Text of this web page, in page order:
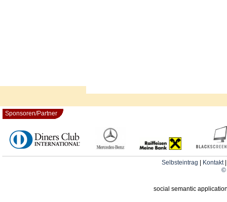
Sponsoren/Partner
Selbsteintrag Kontakt
©
social semantic